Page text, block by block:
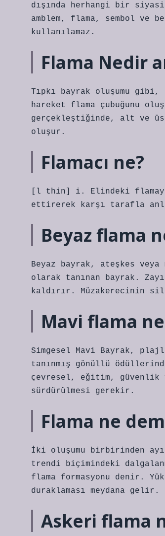
dışında herhangi bir
amblem, flama, sembol ve
kullanılamaz.
Flama Nedir
Tıpkı bayrak oluşumu
hareket flama çubuğunu
gerçekleştiğinde, alt ve
oluşur.
Flamacı ne?
[l thin] i. Elindeki
ettirerek karşı tarafla
Beyaz flama
Beyaz bayrak, ateşkes
olarak tanınan bayrak.
kaldırır. Müzakerecinin
Mavi flama
Simgesel Mavi Bayrak,
tanınmış gönüllü
çevresel, eğitim,
sürdürülmesi gerekir.
Flama ne
İki oluşumu birbirinden
trendi biçimindeki
flama formasyonu denir.
duraklaması meydana gelir.
Askeri flama